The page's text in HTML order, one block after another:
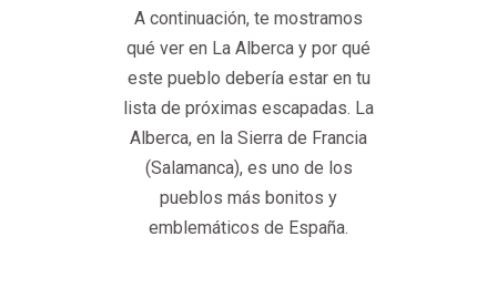
A continuación, te mostramos
qué ver en La Alberca y por qué
este pueblo debería estar en tu
lista de próximas escapadas. La
Alberca, en la Sierra de Francia
(Salamanca), es uno de los
pueblos más bonitos y
emblemáticos de España.